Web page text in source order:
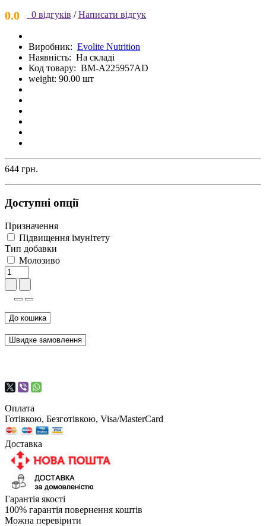
0.0 0 відгуків / Написати відгук
Виробник: Evolite Nutrition
Наявність: На складі
Код товару: BM-A225957AD
weight: 90.00 шт
644 грн.
Доступні опції
Призначення
Підвищення імунітету
Тип добавки
Молозиво
До кошика
Швидке замовлення
Оплата
Готівкою, Безготівкою, Visa/MasterCard
Доставка
Гарантія якості
100% гарантія повернення коштів
Можна перевірити